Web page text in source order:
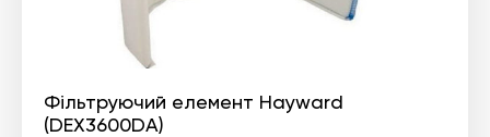
Фільтруючий елемент Hayward
(DEX3600DA)